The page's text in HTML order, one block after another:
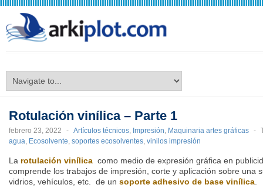
Rotulación vinílica – Parte 1
febrero 23, 2022 - Artículos técnicos, Impresión, Maquinaria artes gráficas -
agua, Ecosolvente, soportes ecosolventes, vinilos impresión
La rotulación vinílica como medio de expresión gráfica en
comprende los trabajos de impresión, corte y aplicación sobre una
vidrios, vehículos, etc. de un soporte adhesivo de base vinílica.